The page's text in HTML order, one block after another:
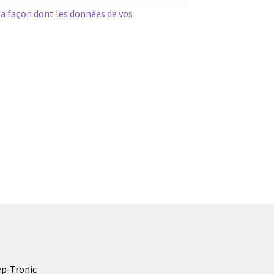
façon dont les données de vos
Tronic